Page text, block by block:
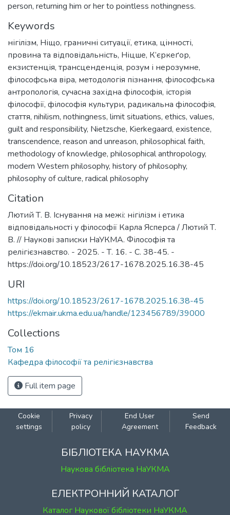
person, returning him or her to pointless nothingness.
Keywords
нігілізм, Ніщо, граничні ситуації, етика, цінності,
провина та відповідальність, Ніцше, К’єркеґор,
екзистенція, трансценденція, розум і нерозумне,
філософська віра, методологія пізнання, філософська
антропологія, сучасна західна філософія, історія
філософії, філософія культури, радикальна філософія,
стаття, nihilism, nothingness, limit situations, ethics, values,
guilt and responsibility, Nietzsche, Kierkegaard, existence,
transcendence, reason and unreason, philosophical faith,
methodology of knowledge, philosophical anthropology,
modern Western philosophy, history of philosophy,
philosophy of culture, radical philosophy
Citation
Лютий Т. В. Існування на межі: нігілізм і етика
відповідальності у філософії Карла Ясперса / Лютий Т.
В. // Наукові записки НаУКМА. Філософія та
релігієзнавство. - 2025. - Т. 16. - С. 38-45. -
https://doi.org/10.18523/2617-1678.2025.16.38-45
URI
https://doi.org/10.18523/2617-1678.2025.16.38-45
https://ekmair.ukma.edu.ua/handle/123456789/39000
Collections
Том 16
Кафедра філософії та релігієзнавства
Full item page
Cookie
settings
Privacy
policy
End User
Agreement
Send
Feedback
БІБЛІОТЕКА НАУКМА
Наукова бібліотека НаУКМА
ЕЛЕКТРОННИЙ КАТАЛОГ
Каталог Наукової бібліотеки НаУКМА